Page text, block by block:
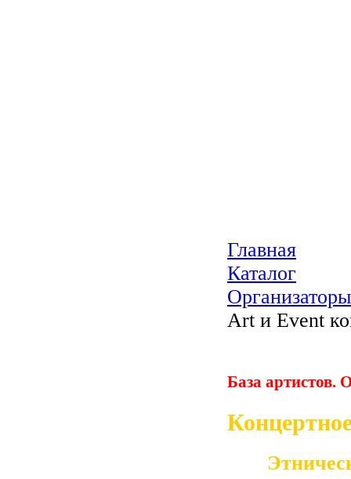
Главная
Каталог
Организаторы
Art и Event
База артистов.